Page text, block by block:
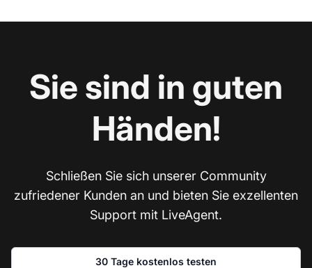
Sie sind in guten
Händen!
Schließen Sie sich unserer Community
zufriedener Kunden an und bieten Sie exzellenten
Support mit LiveAgent.
30 Tage kostenlos testen